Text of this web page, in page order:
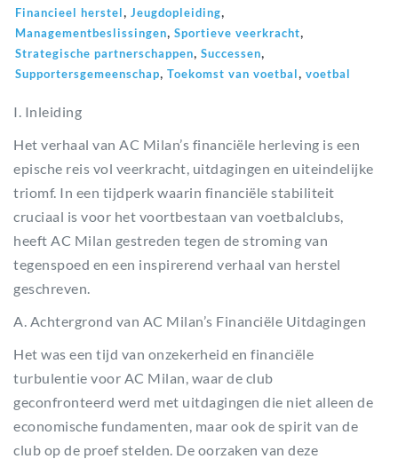
Financieel herstel, Jeugdopleiding,
Managementbeslissingen, Sportieve veerkracht,
Strategische partnerschappen, Successen,
Supportersgemeenschap, Toekomst van voetbal, voetbal
I. Inleiding
Het verhaal van AC Milan’s financiële herleving is een
epische reis vol veerkracht, uitdagingen en uiteindelijke
triomf. In een tijdperk waarin financiële stabiliteit
cruciaal is voor het voortbestaan van voetbalclubs,
heeft AC Milan gestreden tegen de stroming van
tegenspoed en een inspirerend verhaal van herstel
geschreven.
A. Achtergrond van AC Milan’s Financiële Uitdagingen
Het was een tijd van onzekerheid en financiële
turbulentie voor AC Milan, waar de club
geconfronteerd werd met uitdagingen die niet alleen de
economische fundamenten, maar ook de spirit van de
club op de proef stelden. De oorzaken van deze